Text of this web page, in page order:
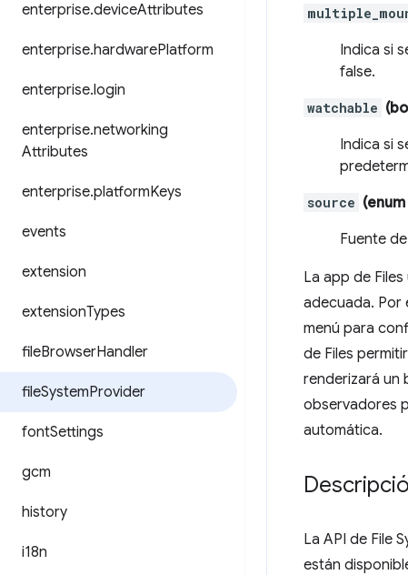
enterprise.deviceAttributes
enterprise.hardwarePlatform
enterprise.login
enterprise.networking
Attributes
enterprise.platformKeys
events
extension
extensionTypes
fileBrowserHandler
fileSystemProvider
fontSettings
gcm
history
i18n
Indica si
false.
watchable
Indica si
source
Fuente
La app de
adecuada. Por
menú para
de Files
renderizará un
observadores
automática.
La API de File
están